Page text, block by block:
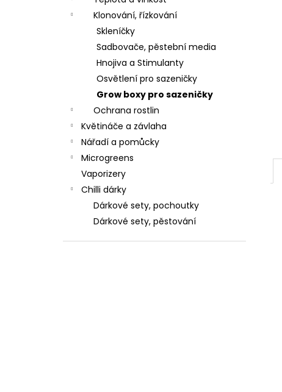
Klonování, řízkování
Skleníčky
Sadbovače, pěstební media
Hnojiva a Stimulanty
Osvětlení pro sazeničky
Grow boxy pro sazeničky
Ochrana rostlin
Květináče a závlaha
Nářadí a pomůcky
Microgreens
Vaporizery
Chilli dárky
Dárkové sety, pochoutky
Dárkové sety, pěstování